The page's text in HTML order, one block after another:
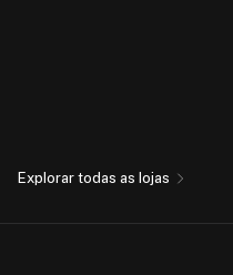
Explorar todas as lojas